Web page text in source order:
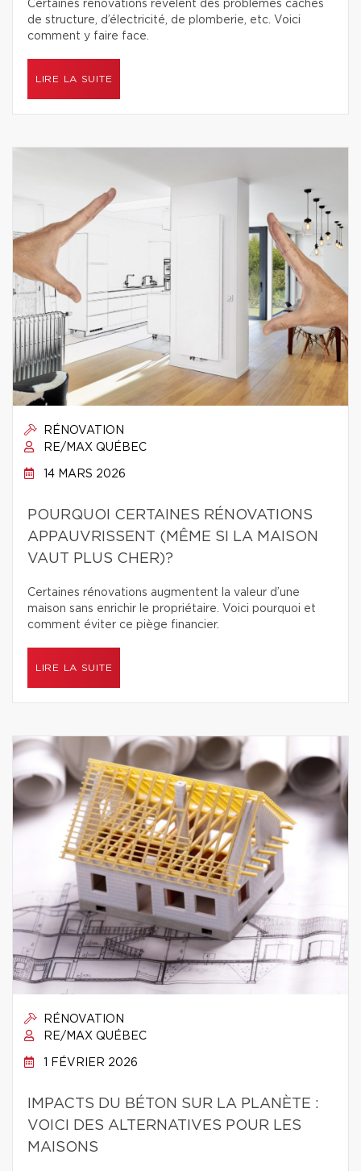
Certaines rénovations révèlent des problèmes cachés
de structure, d’électricité, de plomberie, etc. Voici
comment y faire face.
LIRE LA SUITE
RÉNOVATION
RE/MAX QUÉBEC
14 MARS 2026
POURQUOI CERTAINES RÉNOVATIONS
APPAUVRISSENT (MÊME SI LA MAISON
VAUT PLUS CHER)?
Certaines rénovations augmentent la valeur d’une
maison sans enrichir le propriétaire. Voici pourquoi et
comment éviter ce piège financier.
LIRE LA SUITE
RÉNOVATION
RE/MAX QUÉBEC
1 FÉVRIER 2026
IMPACTS DU BÉTON SUR LA PLANÈTE :
VOICI DES ALTERNATIVES POUR LES
MAISONS